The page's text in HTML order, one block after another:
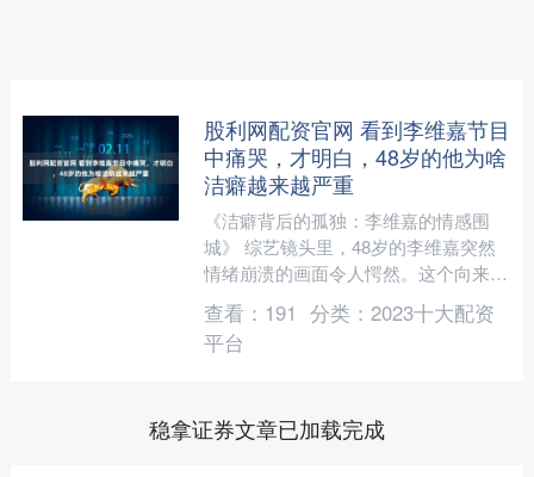
股利网配资官网 看到李维嘉节目
中痛哭，才明白，48岁的他为啥
洁癖越来越严重
《洁癖背后的孤独：李维嘉的情感围
城》 综艺镜头里，48岁的李维嘉突然
情绪崩溃的画面令人愕然。这个向来以
阳光形象示人的主持人，在镁光灯下数
次哽咽，湿润的眼眶中倒映....
查看： 191 分类： 2023十大配资
平台
稳拿证券文章已加载完成